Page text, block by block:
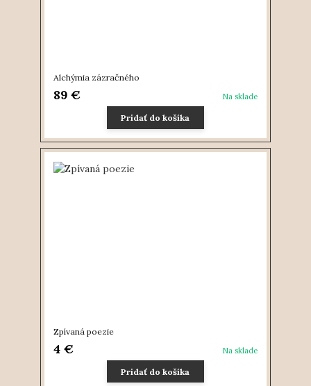
Alchýmia zázračného
89 € Na sklade
Pridať do košíka
Zpívaná poezie
4 € Na sklade
Pridať do košíka